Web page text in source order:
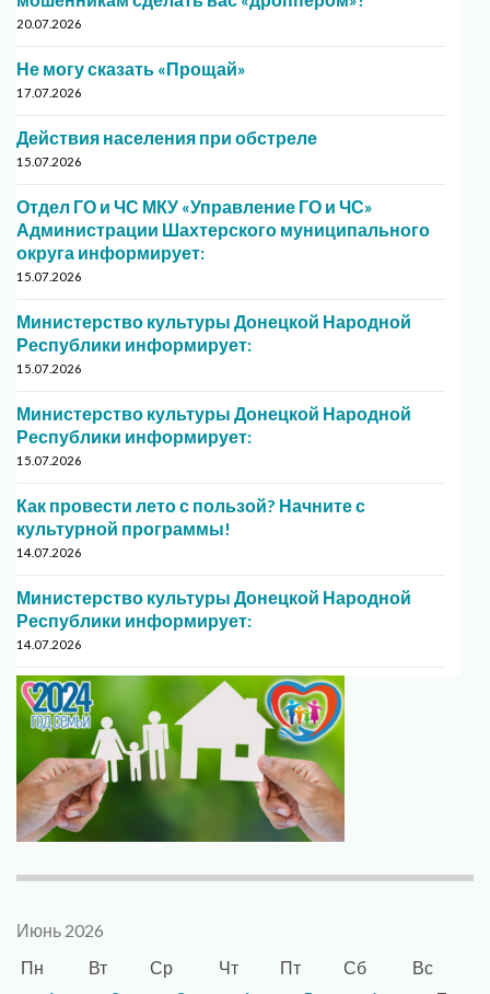
20.07.2026
Не могу сказать «Прощай»
17.07.2026
Действия населения при обстреле
15.07.2026
Отдел ГО и ЧС МКУ «Управление ГО и ЧС»
Администрации Шахтерского муниципального
округа информирует:
15.07.2026
Министерство культуры Донецкой Народной
Республики информирует:
15.07.2026
Министерство культуры Донецкой Народной
Республики информирует:
15.07.2026
Как провести лето с пользой? Начните с
культурной программы!
14.07.2026
Министерство культуры Донецкой Народной
Республики информирует:
14.07.2026
Июнь 2026
Пн
Вт Ср Чт Пт Сб
Вс